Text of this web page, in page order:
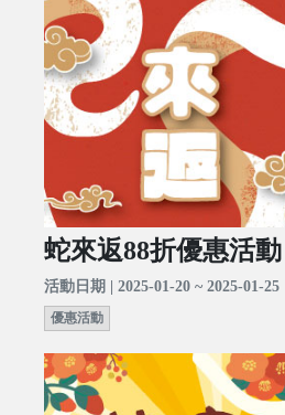
蛇來返88折優惠活動
活動日期 | 2025-01-20 ~ 2025-01-25
優惠活動